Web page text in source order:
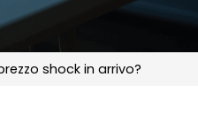
shock in arrivo?